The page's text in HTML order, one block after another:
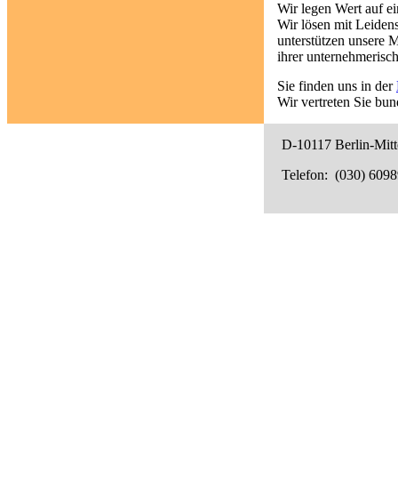
Wir legen Wert auf
Wir lösen mit
unterstützen unsere
ihrer
Sie finden uns in der
Wir vertreten Sie
D-10117 Berlin-
Telefon: (030)